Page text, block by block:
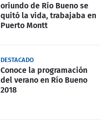
oriundo de Río Bueno se
quitó la vida, trabajaba en
Puerto Montt
DESTACADO
Conoce la programación
del verano en Río Bueno
2018